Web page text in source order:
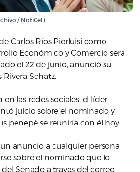
/ NotiCel)
Carlos Ríos Pierluisi como
Económico y Comercio será
el 22 de junio, anunció su
Schatz.
las redes sociales, el líder
juicio sobre el nominado y
penepé se reuniría con él hoy.
anuncio a cualquier persona
sobre el nominado que lo
Senado a través del correo